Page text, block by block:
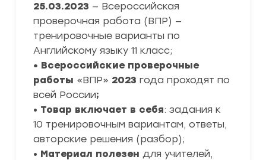
25.03.2023 — Всероссийская
проверочная работа (ВПР) —
тренировочные варианты по
Английскому языку 11 класс;
• Всероссийские проверочные
работы «ВПР» 2023 года проходят по
всей России;
• Товар включает в себя: задания к
10 тренировочным вариантам, ответы,
авторские решения (разбор);
• Материал полезен для учителей,